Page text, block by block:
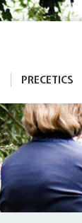
PRECETICS